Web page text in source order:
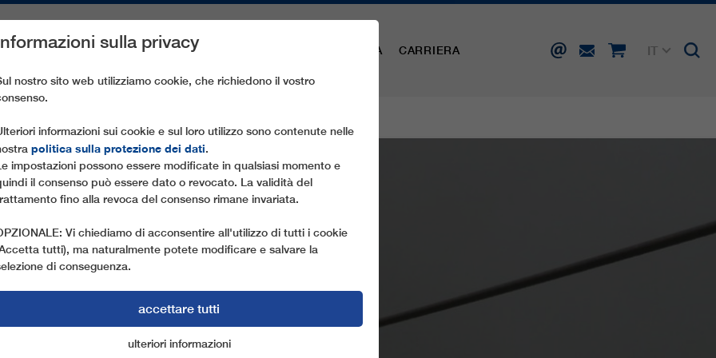
DI RICAMBIO ASSISTENZA CLIENTI STAMPA CARRIERA
IT
sulla privacy
nostro sito web utilizziamo cookie, che richiedono il vostro
informazioni sui cookie e sul loro utilizzo sono contenute nelle
politica sulla protezione dei dati.
impostazioni possono essere modificate in qualsiasi momento e
il consenso può essere dato o revocato. La validità del
fino alla revoca del consenso rimane invariata.
Vi chiediamo di acconsentire all'utilizzo di tutti i cookie
tutti), ma naturalmente potete modificare e salvare la
di conseguenza.
accettare tutti
cookie di marketing
ulteriori informazioni